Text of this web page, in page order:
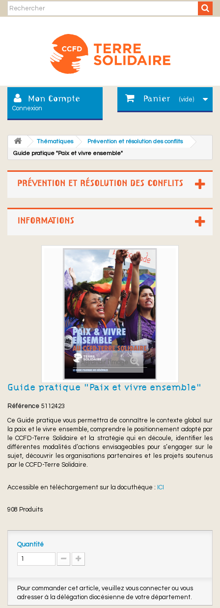
Mon Compte
Connexion
Panier (vide)
Thématiques
Prévention et résolution des conflits
Guide pratique "Paix et vivre ensemble"
PRÉVENTION ET RÉSOLUTION DES CONFLITS
INFORMATIONS
Agrandir l'image
Guide pratique "Paix et vivre ensemble"
Référence 5112423
Ce Guide pratique vous permettra de connaître le contexte global sur
la paix et le vivre ensemble, comprendre le positionnement adopté par
le CCFD-Terre Solidaire et la stratégie qui en découle, identifier les
différentes modalités d’actions envisageables pour s’engager sur le
sujet, découvrir les organisations partenaires et les projets soutenus
par le CCFD-Terre Solidaire.
Accessible en téléchargement sur la docuthèque : ICI
908 Produits
Quantité
Pour commander cet article, veuillez vous connecter ou vous
adresser à la délégation diocésienne de votre département.